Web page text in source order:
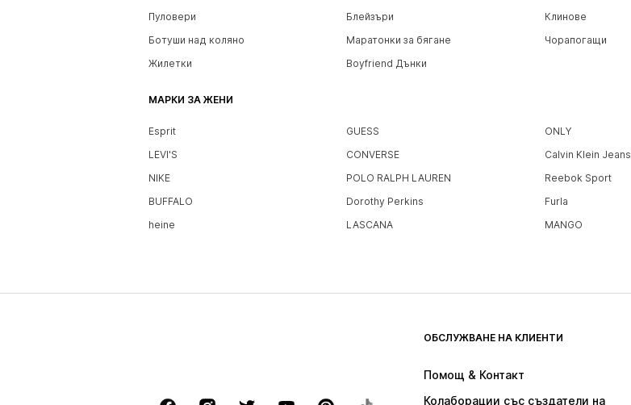
Пуловери
Блейзъри Клинове
Ботуши над коляно
Маратонки за бягане Чорапогащи
Жилетки
Boyfriend Дънки
МАРКИ ЗА ЖЕНИ
Esprit GUESS ONLY
LEVI'S
CONVERSE Calvin Klein Jeans
NIKE
POLO RALPH LAUREN Reebok Sport
BUFFALO
Dorothy Perkins Furla
heine
LASCANA MANGO
ОБСЛУЖВАНЕ НА КЛИЕНТИ
Помощ & Контакт
Колаборации със създатели на